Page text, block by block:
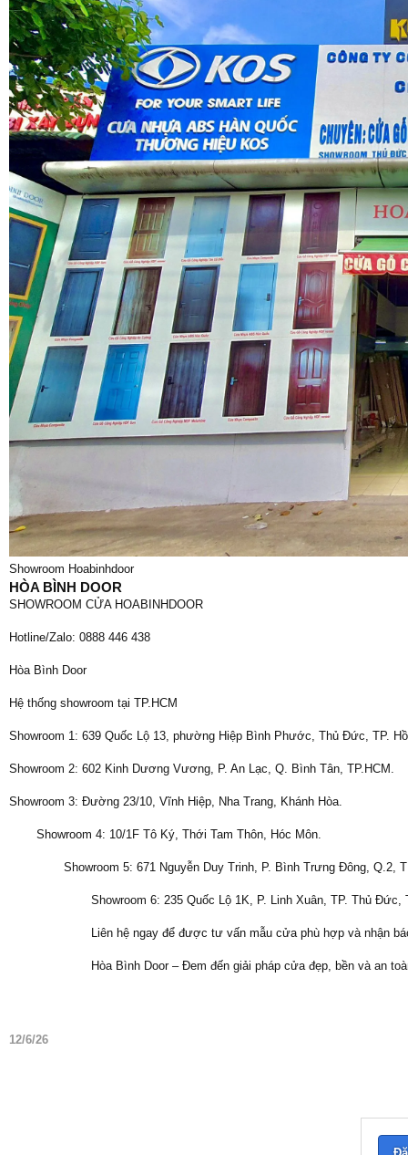
Showroom Hoabinhdoor
HÒA BÌNH DOOR
SHOWROOM CỬA HOABINHDOOR
Hotline/Zalo: 0888 446 438
Hòa Bình Door
Hệ thống showroom tại TP.HCM
Showroom 1: 639 Quốc Lộ 13, phường Hiệp Bình Phước, Thủ Đức, TP.
Showroom 2: 602 Kinh Dương Vương, P. An Lạc, Q. Bình Tân, TP.HCM.
Showroom 3: Đường 23/10, Vĩnh Hiệp, Nha Trang, Khánh Hòa.
Showroom 4: 10/1F Tô Ký, Thới Tam Thôn, Hóc Môn.
Showroom 5: 671 Nguyễn Duy Trinh, P. Bình Trưng Đông, Q.2,
Showroom 6: 235 Quốc Lộ 1K, P. Linh Xuân, TP. Thủ Đức,
Liên hệ ngay để được tư vấn mẫu cửa phù hợp và nhận
Hòa Bình Door – Đem đến giải pháp cửa đẹp, bền và an
12/6/26